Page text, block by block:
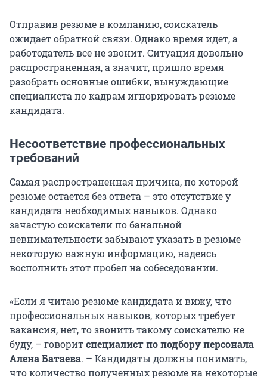
Отправив резюме в компанию, соискатель
ожидает обратной связи. Однако время идет, а
работодатель все не звонит. Ситуация довольно
распространенная, а значит, пришло время
разобрать основные ошибки, вынуждающие
специалиста по кадрам игнорировать резюме
кандидата.
Несоответствие профессиональных
требований
Самая распространенная причина, по которой
резюме остается без ответа – это отсутствие у
кандидата необходимых навыков. Однако
зачастую соискатели по банальной
невнимательности забывают указать в резюме
некоторую важную информацию, надеясь
восполнить этот пробел на собеседовании.
«Если я читаю резюме кандидата и вижу, что
профессиональных навыков, которых требует
вакансия, нет, то звонить такому соискателю не
буду, – говоритспециалист по подбору персонала
Алена Батаева. – Кандидаты должны понимать,
что количество полученных резюме на некоторые